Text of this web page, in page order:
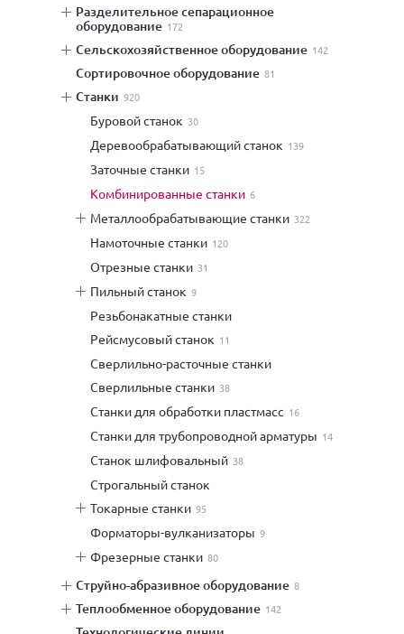
разделительное сепарационное
оборудование 172
сельскохозяйственное оборудование 142
сортировочное оборудование 81
станки 920
буровой станок 30
деревообрабатывающий станок 139
заточные станки 15
комбинированные станки 6
металлообрабатывающие станки 322
намоточные станки 120
отрезные станки 31
пильный станок 9
резьбонакатные станки
рейсмусовый станок 11
сверлильно-расточные станки
сверлильные станки 38
станки для обработки пластмасс 16
станки для трубопроводной арматуры 14
станок шлифовальный 38
строгальный станок
токарные станки 95
форматоры-вулканизаторы 9
фрезерные станки 80
струйно-абразивное оборудование 8
теплообменное оборудование 142